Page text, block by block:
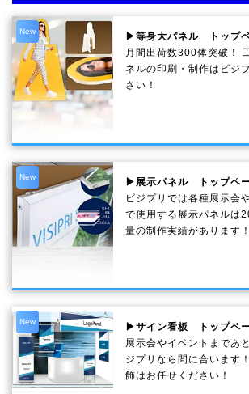
New
▶等身大パネル トップ
月間出荷数300体突破！
ネルの印刷・制作は ビジ
さい！
New
▶展示パネル トップペ
ビジプリでは各種展示会
で使用する展示パネルは
量の制作実績があります！
New
▶サイン看板 トップペ
展示会やイベントまであ
ジプリなら間に合います
飾はお任せください！